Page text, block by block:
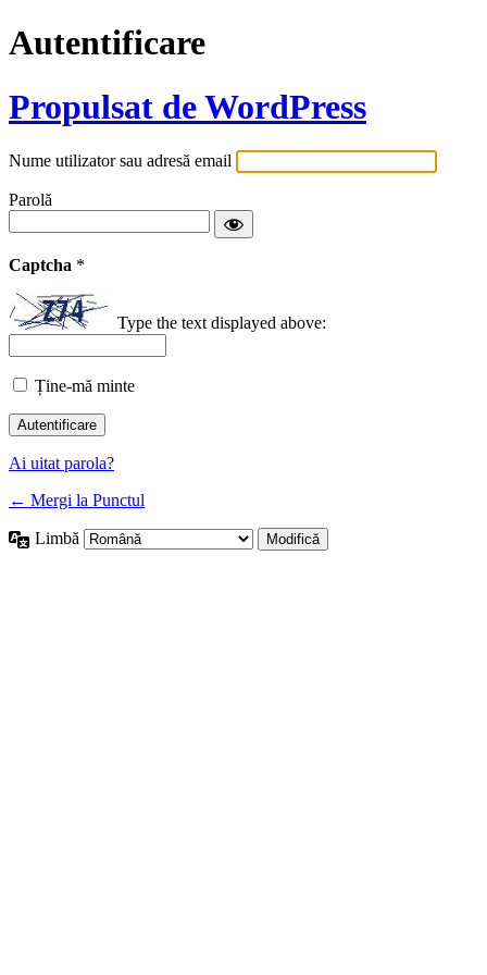
Autentificare
Propulsat de WordPress
Nume utilizator sau adresă email
Parolă
Captcha *
Type the text displayed above:
Ține-mă minte
Ai uitat parola?
← Mergi la Punctul
Limbă